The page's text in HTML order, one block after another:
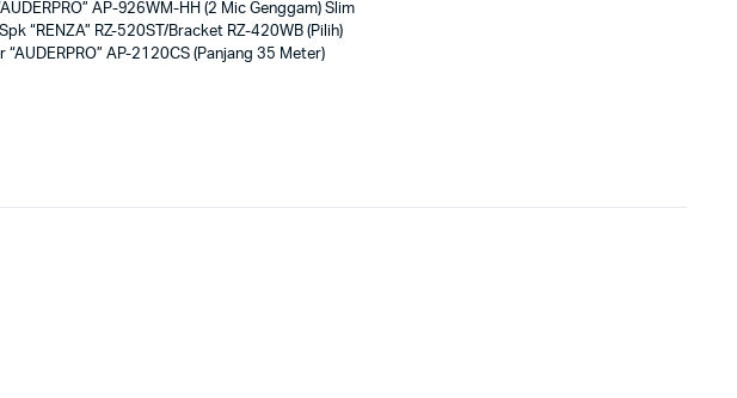
AP-926WM-HH (2 Mic Genggam) Slim
“RENZA” RZ-520ST/Bracket RZ-420WB (Pilih)
“AUDERPRO” AP-2120CS (Panjang 35 Meter)